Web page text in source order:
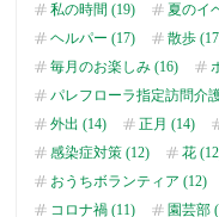
私の時間 (19)
夏のイ
ヘルパー (17)
散歩
毎月のお楽しみ (16)
パレフローラ指定訪問介
外出 (14)
正月 (14)
感染症対策 (12)
花
おうちボランティア (12)
コロナ禍 (11)
園芸部